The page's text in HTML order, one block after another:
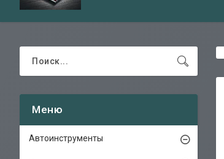
Автоинструменты